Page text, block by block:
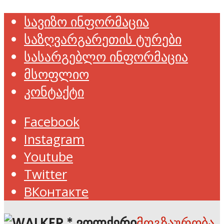
სავიზო ინფორმაცია
საზღვარგარეთის ტურები
სასარგებლო ინფორმაცია
მსოფლიო
კონტაქტი
Facebook
Instagram
Youtube
Twitter
ВКонтакте